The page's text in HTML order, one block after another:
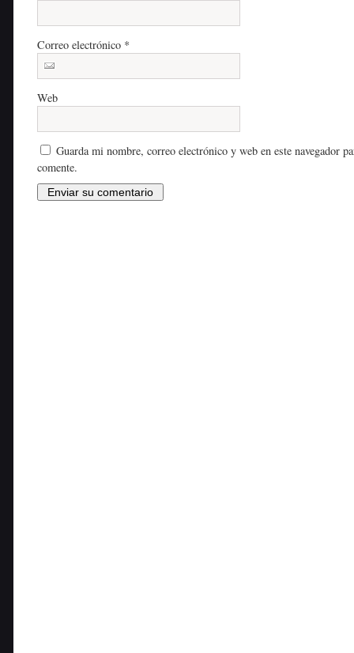
Correo electrónico *
Web
Guarda mi nombre, correo electrónico y web en este navegador
comente.